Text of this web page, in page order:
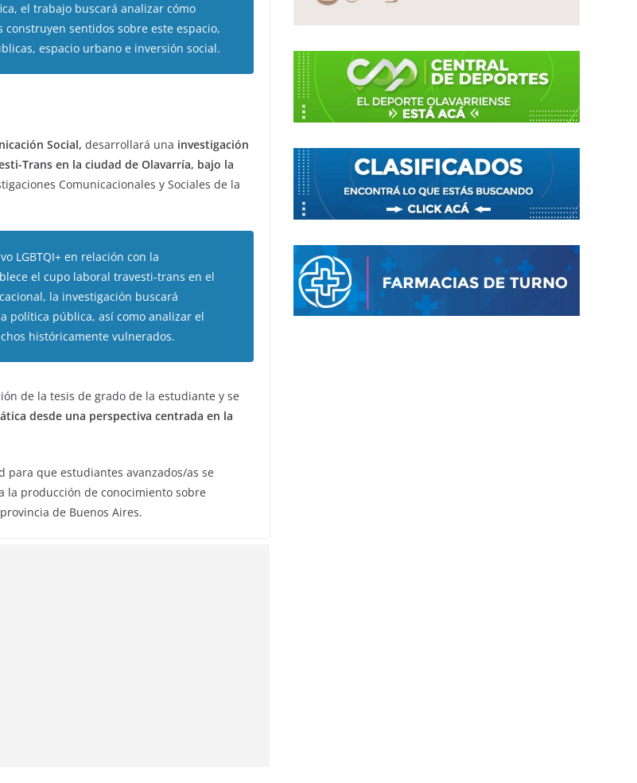
el trabajo buscará analizar cómo
construyen sentidos sobre este espacio,
espacio urbano e inversión social.
Social, desarrollará una investigación
Trans en la ciudad de Olavarría, bajo la
Comunicacionales y Sociales de la
LGBTQI+ en relación con la
el cupo laboral travesti-trans en el
la investigación buscará
política pública, así como analizar el
históricamente vulnerados.
de la tesis de grado de la estudiante y se
desde una perspectiva centrada en la
para que estudiantes avanzados/as se
la producción de conocimiento sobre
de Buenos Aires.